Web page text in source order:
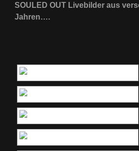
SOULED OUT Livebilder aus
Jahren….